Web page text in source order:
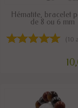
DISPONIBLE
Hématite, bracelet
de 8 ou 6 mm
(10